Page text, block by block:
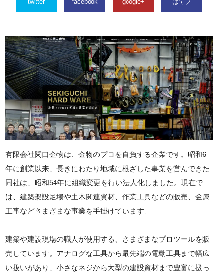
twitter facebook google+ はてブ
有限会社関口金物は、金物のプロを自負する企業です。昭和6
年に創業以来、長きにわたり地域に根ざした事業を営んできた
同社は、昭和54年に組織変更を行い法人化しました。現在で
は、建築架設足場や土木関連資材、作業工具などの販売、金属
工事などさまざまな事業を手掛けています。
建築や建設現場の職人が使用する、さまざまなプロツールを販
売しています。アナログな工具から最先端の電動工具まで幅広
い扱いがあり、小さなネジから大型の建設資材まで豊富に扱っ